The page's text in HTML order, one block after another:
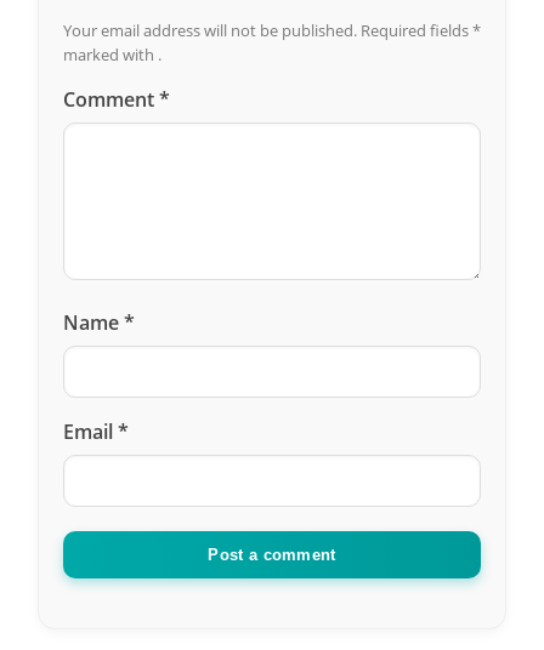
Cevapla
yerli implant 3000 lira
Cevapla
Your email address will not be published. Required fields*
marked with .
Comment*
Name*
Email*
Post a comment